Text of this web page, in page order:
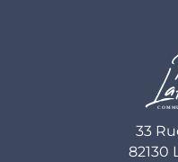
33
82130